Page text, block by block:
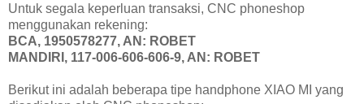
Untuk segala keperluan transaksi, CNC phoneshop
menggunakan rekening:
BCA, 1950578277, AN: ROBET
MANDIRI, 117-006-606-606-9, AN: ROBET
Berikut ini adalah beberapa tipe handphone XIAO MI yang